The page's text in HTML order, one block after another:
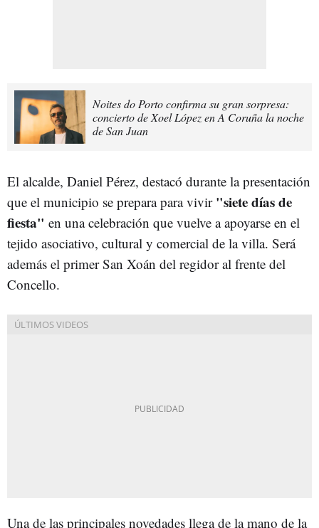
Noites do Porto confirma su gran sorpresa:
concierto de Xoel López en A Coruña la noche
de San Juan
El alcalde, Daniel Pérez, destacó durante la presentación
que el municipio se prepara para vivir "siete días de
fiesta" en una celebración que vuelve a apoyarse en el
tejido asociativo, cultural y comercial de la villa. Será
además el primer San Xoán del regidor al frente del
Concello.
Una de las principales novedades llega de la mano de la